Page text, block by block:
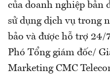
của doanh nghiệp bản
sử dụng dịch vụ trong
bảo và được hỗ trợ 24/
Phó Tổng giám đốc/
Marketing CMC